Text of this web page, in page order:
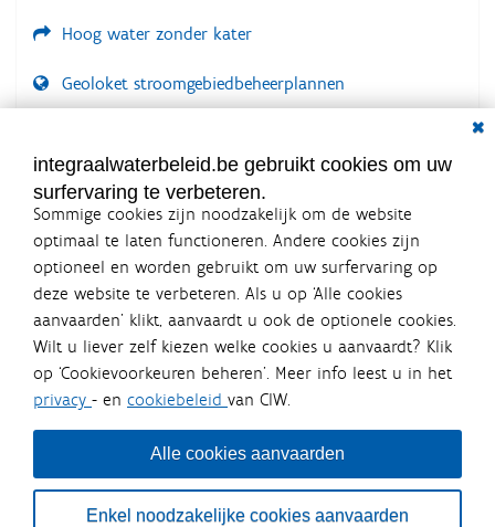
Hoog water zonder kater
Geoloket stroomgebiedbeheerplannen
LOGIN VEREIST
integraalwaterbeleid.be gebruikt cookies om uw
surfervaring te verbeteren.
Sommige cookies zijn noodzakelijk om de website
optimaal te laten functioneren. Andere cookies zijn
optioneel en worden gebruikt om uw surfervaring op
deze website te verbeteren. Als u op ‘Alle cookies
aanvaarden’ klikt, aanvaardt u ook de optionele cookies.
Wilt u liever zelf kiezen welke cookies u aanvaardt? Klik
op ‘Cookievoorkeuren beheren’. Meer info leest u in het
privacy - en cookiebeleid van CIW.
Alle cookies aanvaarden
Enkel noodzakelijke cookies aanvaarden
Integraalwaterbeleid.be is een
officiële website van de Vlaamse
overheid
uitgegeven door Coördinatiecommissie Integraal
Waterbeleid
De Coördinatiecommissie Integraal Waterbeleid (CIW) is een
bestuursniveaus die bij het waterbeleid betrokken zijn. Ook
waterbedrijven nemen deel aan het overleg. Deze
samenwerking zorgt voor een gecoördineerde en
geïntegreerde aanpak van het waterbeleid en waterbeheer
in Vlaanderen.